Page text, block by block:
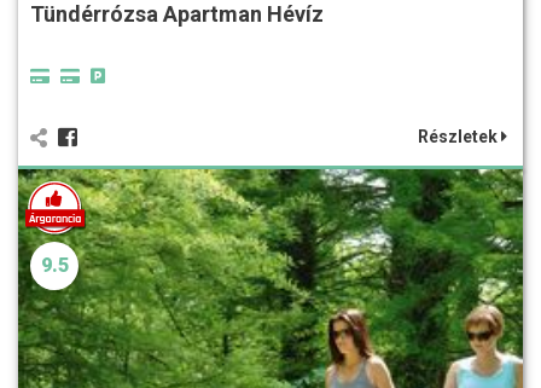
Tündérrózsa Apartman Hévíz
Részletek
9.5